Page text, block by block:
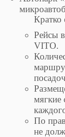
Кратко
Рейсы
VITO.
мягкие
По
не